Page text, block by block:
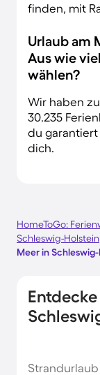
finden, mit
Urlaub am
Aus wie
wählen?
Wir haben
30.235
du
dich.
HomeToGo:
Schleswig-Holstein
Meer in